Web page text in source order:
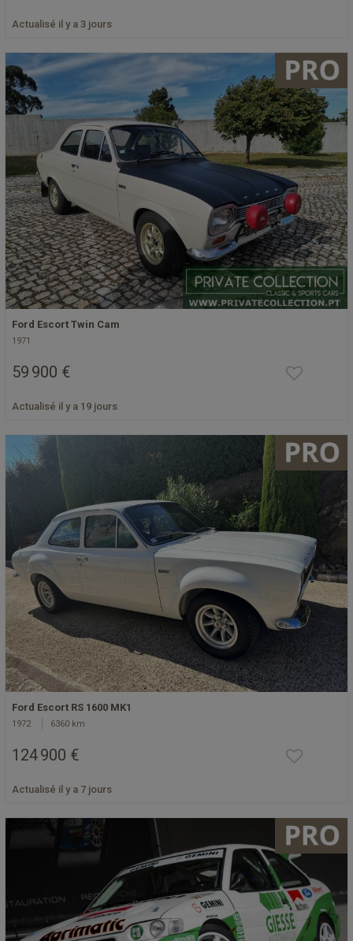
Actualisé il y a 3 jours
Ford Escort Twin Cam
1971
59 900 €
Actualisé il y a 19 jours
Ford Escort RS 1600 MK1
1972 6360 km
124 900 €
Actualisé il y a 7 jours